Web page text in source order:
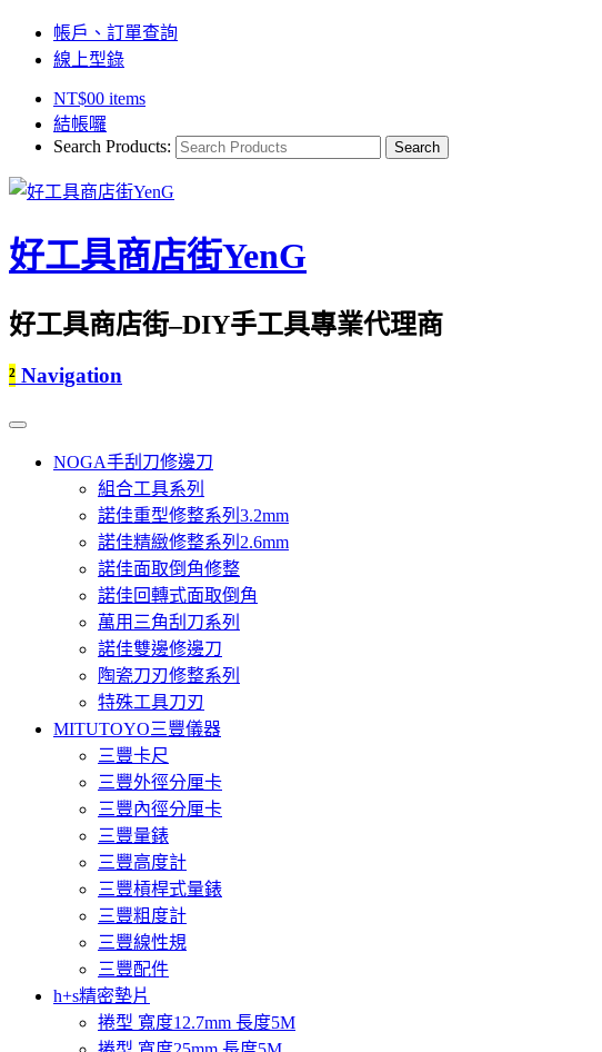
帳戶、訂單查詢
線上型錄
NT$00 items
結帳囉
Search Products:
好工具商店街YenG
好工具商店街–DIY手工具專業代理商
² Navigation
NOGA手刮刀修邊刀
組合工具系列
諾佳重型修整系列3.2mm
諾佳精緻修整系列2.6mm
諾佳面取倒角修整
諾佳回轉式面取倒角
萬用三角刮刀系列
諾佳雙邊修邊刀
陶瓷刀刃修整系列
特殊工具刀刃
MITUTOYO三豐儀器
三豐卡尺
三豐外徑分厘卡
三豐內徑分厘卡
三豐量錶
三豐高度計
三豐槓桿式量錶
三豐粗度計
三豐線性規
三豐配件
h+s精密墊片
捲型 寬度12.7mm 長度5M